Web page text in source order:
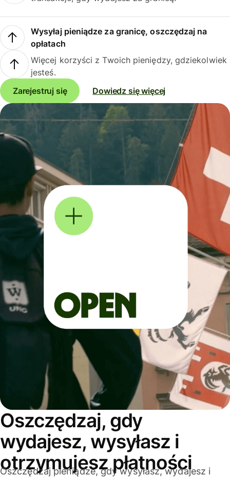
Wysyłaj pieniądze za granicę, oszczędzaj na
opłatach
Więcej korzyści z Twoich pieniędzy, gdziekolwiek
jesteś.
Zarejestruj się
Dowiedz się więcej
Oszczędzaj, gdy
wydajesz, wysyłasz i
otrzymujesz płatności
Oszczędzaj pieniądze, gdy wysyłasz, wydajesz i